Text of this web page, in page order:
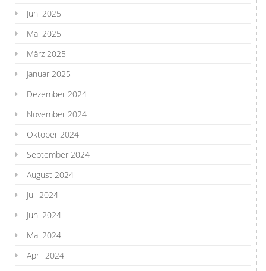
Juni 2025
Mai 2025
März 2025
Januar 2025
Dezember 2024
November 2024
Oktober 2024
September 2024
August 2024
Juli 2024
Juni 2024
Mai 2024
April 2024